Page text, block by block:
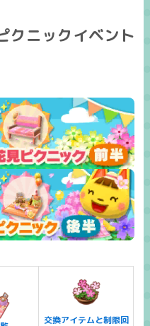
クニックイベント
交換アイテムと制限回